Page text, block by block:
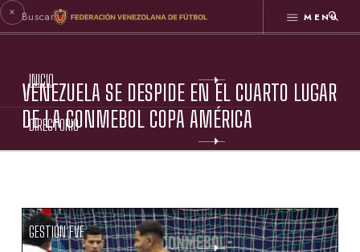
MENÚ
INICIO
DIRECTORIO
GESTIÓN FVF
VENEZUELA SE DESPIDE EN EL CUARTO LUGAR
DE LA CONMEBOL COPA AMÉRICA